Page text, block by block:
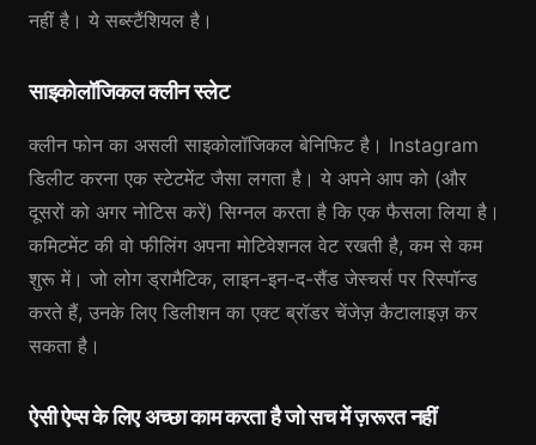
नहीं है। ये सब्स्टैंशियल है।
साइकोलॉजिकल क्लीन स्लेट
क्लीन फोन का असली साइकोलॉजिकल बेनिफिट है। Instagram
डिलीट करना एक स्टेटमेंट जैसा लगता है। ये अपने आप को (और
दूसरों को अगर नोटिस करें) सिग्नल करता है कि एक फैसला लिया है।
कमिटमेंट की वो फीलिंग अपना मोटिवेशनल वेट रखती है, कम से कम
शुरू में। जो लोग ड्रामैटिक, लाइन-इन-द-सैंड जेस्चर्स पर रिस्पॉन्ड
करते हैं, उनके लिए डिलीशन का एक्ट ब्रॉडर चेंजेज़ कैटालाइज़ कर
सकता है।
ऐसी ऐप्स के लिए अच्छा काम करता है जो सच में ज़रूरत नहीं